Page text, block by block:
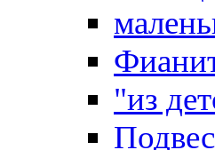
"из